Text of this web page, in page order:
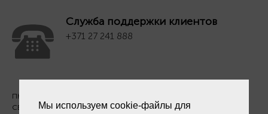
Служба поддержки клиентов
+371 27 241 888
ПН. - ПТ. 09:00 - 18:00
СБ - ВС - выходной
Мы используем cookie-файлы для